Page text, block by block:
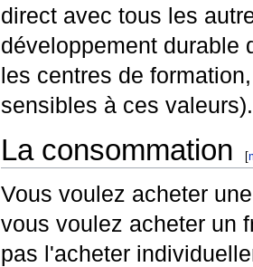
direct avec tous les
développement durable
les centres de
sensibles à ces valeurs).
La consommation [
Vous voulez acheter
vous voulez acheter un
pas l'acheter